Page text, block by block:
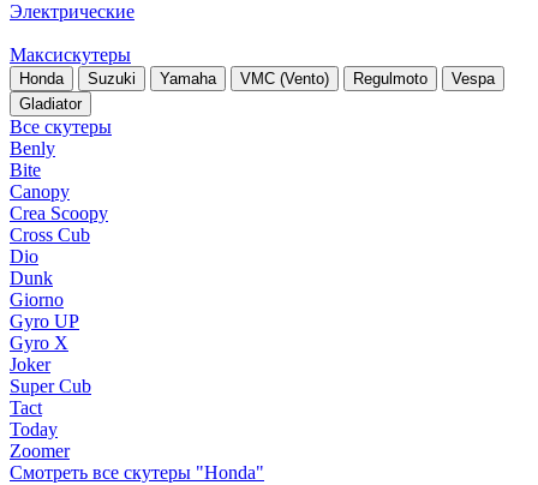
Электрические
Максискутеры
Honda Suzuki Yamaha VMC (Vento) Regulmoto
Vespa
Gladiator
Все скутеры
Benly
Bite
Canopy
Crea Scoopy
Cross Cub
Dio
Dunk
Giorno
Gyro UP
Gyro X
Joker
Super Cub
Tact
Today
Zoomer
Смотреть все скутеры "Honda"